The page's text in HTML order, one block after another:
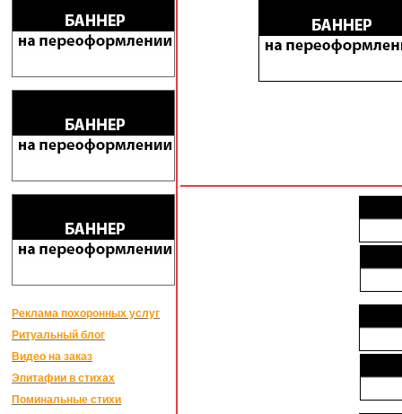
Реклама похоронных услуг
Ритуальный блог
Видео на заказ
Эпитафии в стихах
Поминальные стихи